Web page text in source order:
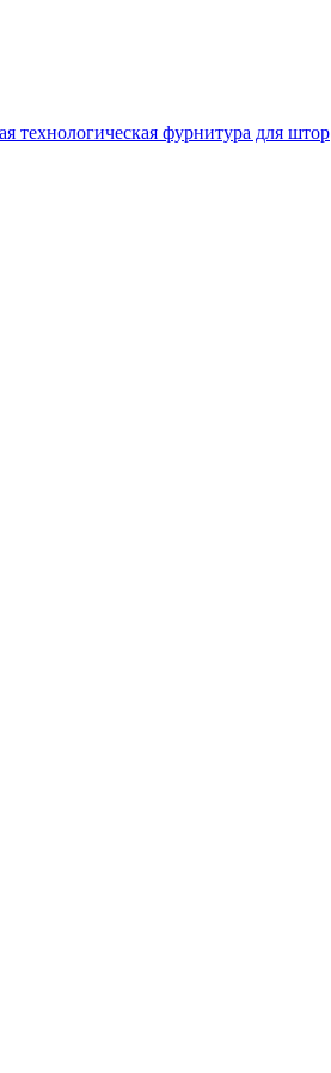
технологическая фурнитура для штор